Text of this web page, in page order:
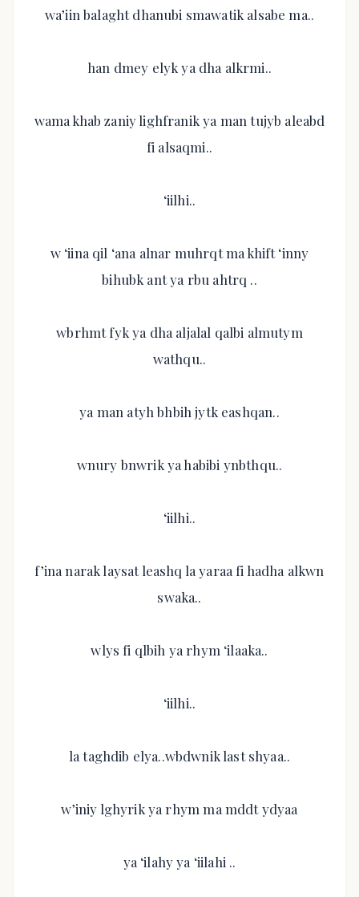
wa’iin balaght dhanubi smawatik alsabe ma..
han dmey elyk ya dha alkrmi..
wama khab zaniy lighfranik ya man tujyb aleabd
fi alsaqmi..
‘iilhi..
w ‘iina qil ‘ana alnar muhrqt ma khift ‘inny
bihubk ant ya rbu ahtrq ..
wbrhmt fyk ya dha aljalal qalbi almutym
wathqu..
ya man atyh bhbih jytk eashqan..
wnury bnwrik ya habibi ynbthqu..
‘iilhi..
f’ina narak laysat leashq la yaraa fi hadha alkwn
swaka..
wlys fi qlbih ya rhym ‘ilaaka..
‘iilhi..
la taghdib elya..wbdwnik last shyaa..
w’iniy lghyrik ya rhym ma mddt ydyaa
ya ‘ilahy ya ‘iilahi ..